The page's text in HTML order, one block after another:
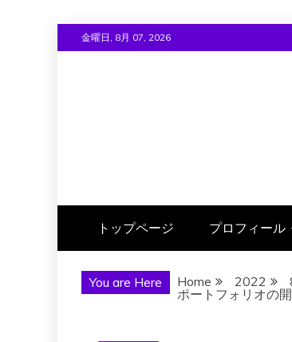
to
金曜日, 8月 07, 2026
トップページ プロフィール
You are Here Home 2022
ポートフォリオの